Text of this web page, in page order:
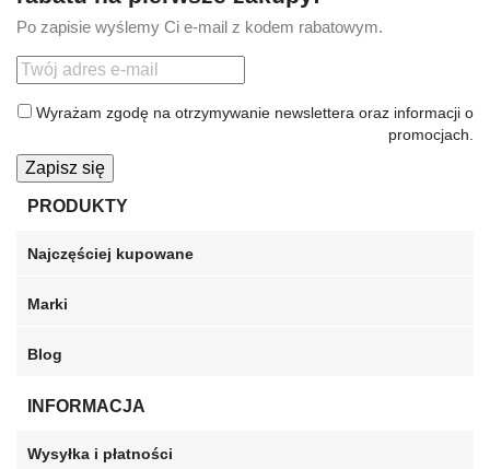
Po zapisie wyślemy Ci e-mail z kodem rabatowym.
Wyrażam zgodę na otrzymywanie newslettera oraz informacji o
promocjach.
Zapisz się
PRODUKTY
Najczęściej kupowane
Marki
Blog
INFORMACJA
Wysyłka i płatności